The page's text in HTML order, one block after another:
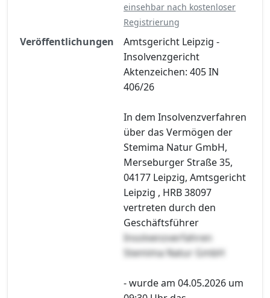
einsehbar nach kostenloser
Registrierung
Veröffentlichungen
Amtsgericht Leipzig -
Insolvenzgericht
Aktenzeichen: 405 IN
406/26
In dem Insolvenzverfahren
über das Vermögen der
Stemima Natur GmbH,
Merseburger Straße 35,
04177 Leipzig, Amtsgericht
Leipzig , HRB 38097
vertreten durch den
Geschäftsführer
Insolvenzverfahren
Stemima Natur GmbH
- wurde am 04.05.2026 um